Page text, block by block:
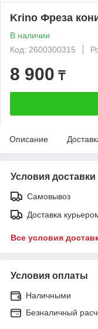
Krino Фреза
В наличии
Код: 2600300315
8 900 ₸
Описание
Условия доставки
Самовывоз
Доставка
Все условия
Условия оплаты
Наличными
Безналичный